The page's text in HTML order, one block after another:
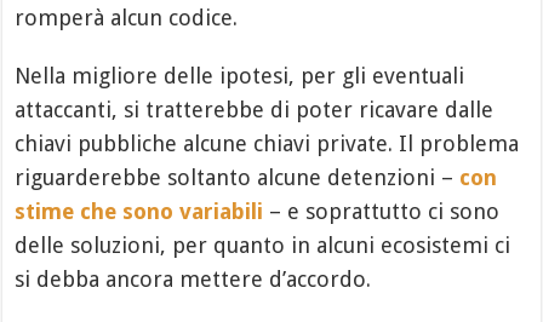
romperà alcun codice.
Nella migliore delle ipotesi, per gli eventuali
attaccanti, si tratterebbe di poter ricavare dalle
chiavi pubbliche alcune chiavi private. Il problema
riguarderebbe soltanto alcune detenzioni – con
stime che sono variabili – e soprattutto ci sono
delle soluzioni, per quanto in alcuni ecosistemi ci
si debba ancora mettere d’accordo.